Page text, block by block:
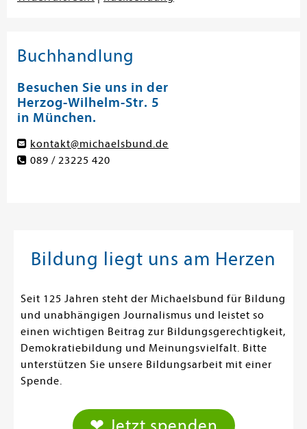
Buchhandlung
Besuchen Sie uns in der
Herzog-Wilhelm-Str. 5
in München.
kontakt@michaelsbund.de
089 / 23225 420
Bildung liegt uns am Herzen
Seit 125 Jahren steht der Michaelsbund für Bildung
und unabhängigen Journalismus und leistet so
einen wichtigen Beitrag zur Bildungsgerechtigkeit,
Demokratiebildung und Meinungsvielfalt. Bitte
unterstützen Sie unsere Bildungsarbeit mit einer
Spende.